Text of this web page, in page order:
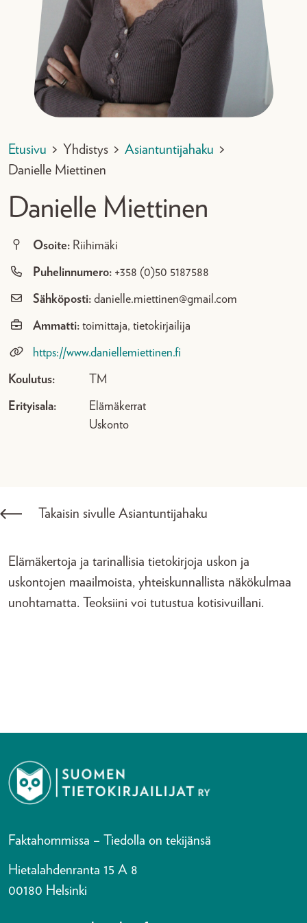
Etusivu > Yhdistys > Asiantuntijahaku >
Danielle Miettinen
Danielle Miettinen
Osoite: Riihimäki
Puhelinnumero: +358 (0)50 5187588
Sähköposti: danielle.miettinen@gmail.com
Ammatti: toimittaja, tietokirjailija
https://www.daniellemiettinen.fi
Koulutus: TM
Erityisala:
Elämäkerrat
Uskonto
Takaisin sivulle Asiantuntijahaku
Elämäkertoja ja tarinallisia tietokirjoja uskon ja
uskontojen maailmoista, yhteiskunnallista näkökulmaa
unohtamatta. Teoksiini voi tutustua kotisivuillani.
Faktahommissa – Tiedolla on tekijänsä
Hietalahdenranta 15 A 8
00180 Helsinki